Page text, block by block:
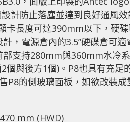
計防止落塵並達到良好通風
卡長度可達390mm以下，硬
，電源倉內的3.5”硬碟倉可
部支持280mm與360mm水冷
個與後方1個)。P8也具有充足
P8的側玻璃面板，如欲改裝成
mm (HWD)